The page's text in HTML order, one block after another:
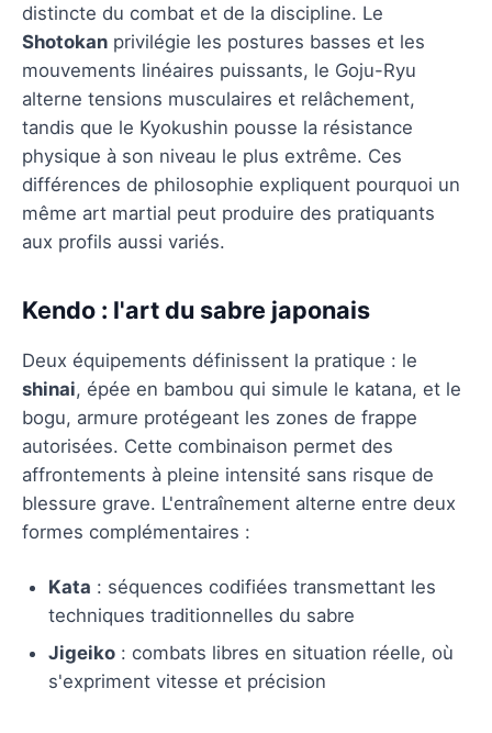
distincte du combat et de la discipline. Le
Shotokan privilégie les postures basses et les
mouvements linéaires puissants, le Goju-Ryu
alterne tensions musculaires et relâchement,
tandis que le Kyokushin pousse la résistance
physique à son niveau le plus extrême. Ces
différences de philosophie expliquent pourquoi un
même art martial peut produire des pratiquants
aux profils aussi variés.
Kendo : l'art du sabre japonais
Deux équipements définissent la pratique : le
shinai, épée en bambou qui simule le katana, et le
bogu, armure protégeant les zones de frappe
autorisées. Cette combinaison permet des
affrontements à pleine intensité sans risque de
blessure grave. L'entraînement alterne entre deux
formes complémentaires :
Kata : séquences codifiées transmettant les
techniques traditionnelles du sabre
Jigeiko : combats libres en situation réelle, où
s'expriment vitesse et précision